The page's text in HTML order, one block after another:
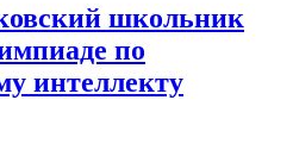
школьник
по
интеллекту